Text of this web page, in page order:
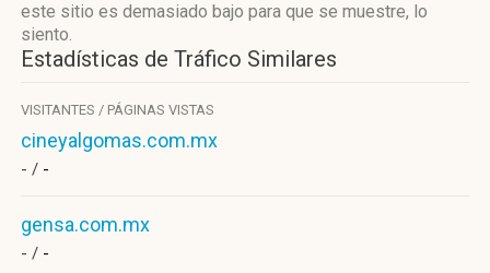
este sitio es demasiado bajo para que se muestre, lo
siento.
Estadísticas de Tráfico Similares
VISITANTES / PÁGINAS VISTAS
cineyalgomas.com.mx
- / -
gensa.com.mx
- / -